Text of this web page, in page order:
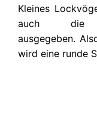
Kleines
auch die
ausgegeben.
wird eine runde